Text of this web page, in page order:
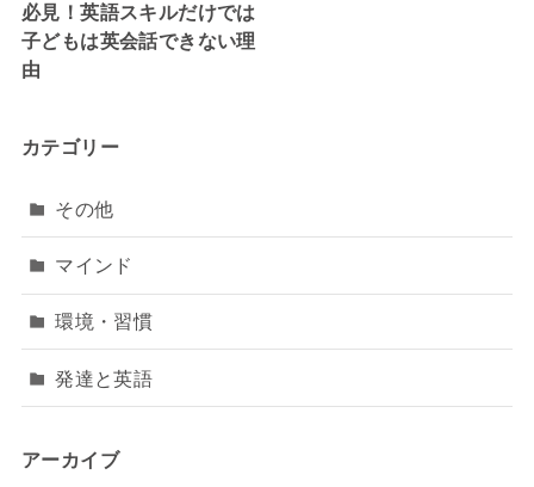
必見！英語スキルだけでは
子どもは英会話できない理
由
カテゴリー
その他
マインド
環境・習慣
発達と英語
アーカイブ